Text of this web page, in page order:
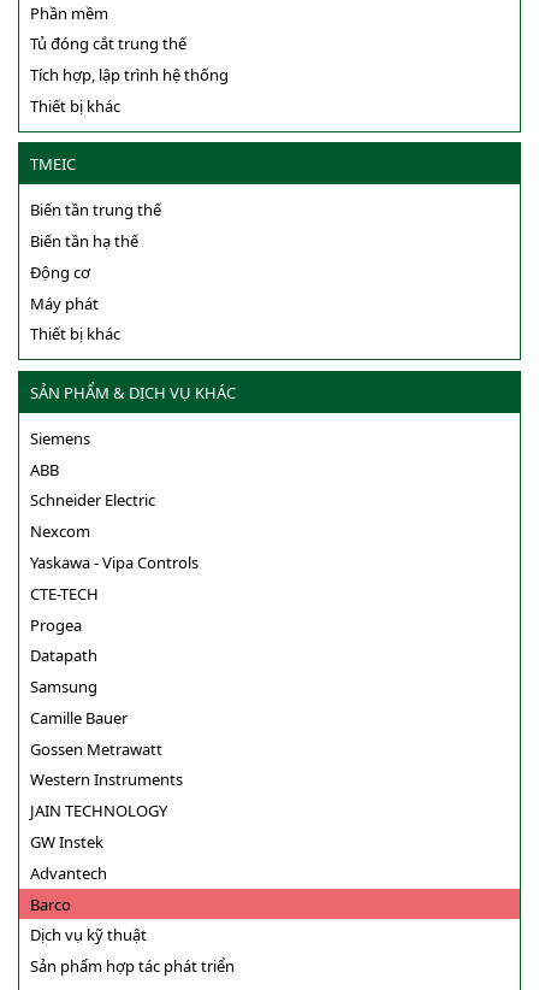
Phần mềm
Tủ đóng cắt trung thế
Tích hợp, lập trình hệ thống
Thiết bị khác
TMEIC
Biến tần trung thế
Biến tần hạ thế
Động cơ
Máy phát
Thiết bị khác
SẢN PHẨM & DỊCH VỤ KHÁC
Siemens
ABB
Schneider Electric
Nexcom
Yaskawa - Vipa Controls
CTE-TECH
Progea
Datapath
Samsung
Camille Bauer
Gossen Metrawatt
Western Instruments
JAIN TECHNOLOGY
GW Instek
Advantech
Barco
Dịch vụ kỹ thuật
Sản phẩm hợp tác phát triển